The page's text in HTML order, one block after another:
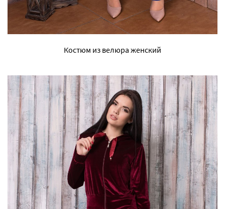
Костюм из велюра женский